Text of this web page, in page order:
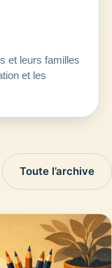
et leurs familles
et les
Toute l’archive